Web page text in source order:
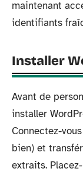
maintenant
identifiants
Installer
Avant de
installer
Connectez-
bien) et
extraits.